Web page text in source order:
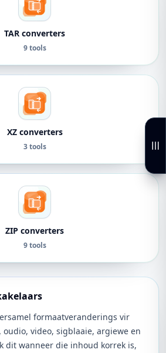
TAR converters
9 tools
XZ converters
3 tools
ZIP converters
9 tools
formaatveranderings vir
video, sigblaaie, argiewe en
dit wanneer die inhoud korrek is,